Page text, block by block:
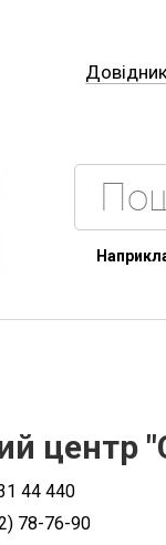
центр
44 440
78-76-90